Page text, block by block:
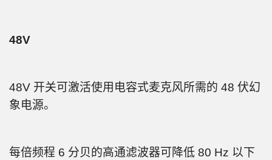
48V
48V 开关可激活使用电容式麦克风所需的 48 伏幻
象电源。
每倍频程 6 分贝的高通滤波器可降低 80 Hz 以下